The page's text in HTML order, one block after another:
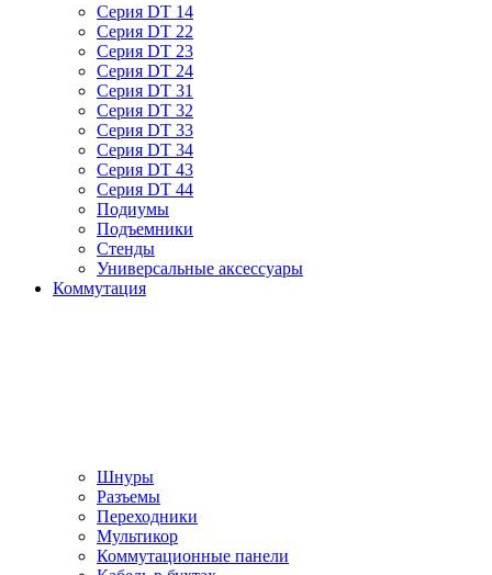
Серия DT 14
Серия DT 22
Серия DT 23
Серия DT 24
Серия DT 31
Серия DT 32
Серия DT 33
Серия DT 34
Серия DT 43
Серия DT 44
Подиумы
Подъемники
Стенды
Универсальные аксессуары
Коммутация
Шнуры
Разъемы
Переходники
Мультикор
Коммутационные панели